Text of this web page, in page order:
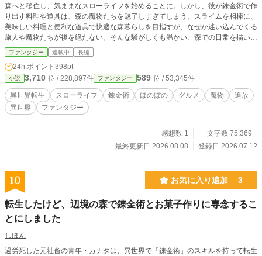
森へと移住し、気ままなスローライフを始めることに。しかし、彼が錬金術で作
り出す料理や道具は、森の魔物たちを魅了しすぎてしまう。スライムを相棒に、
美味しい料理と便利な道具で快適な森暮らしを目指すが、なぜか迷い込んでくる
旅人や魔物たちが後を絶たない。そんな騒がしくも温かい、森での日常を描いた
癒やしのファンタジー。
ファンタジー 連載中 長編
24h.ポイント 398pt
小説 3,710 位 / 228,897件 ファンタジー 589 位 / 53,345件
異世界転生 スローライフ 錬金術 ほのぼの グルメ 魔物
追放
異世界
ファンタジー
感想数 1
文字数 75,369
最終更新日 2026.08.08
登録日 2026.07.12
10 お気に入り追加 3
転生したけど、辺境の森で錬金術とお菓子作りに専念するこ
とにしました
しほん
過労死した元社畜の青年・カナタは、異世界で「錬金術」のスキルを持って転生